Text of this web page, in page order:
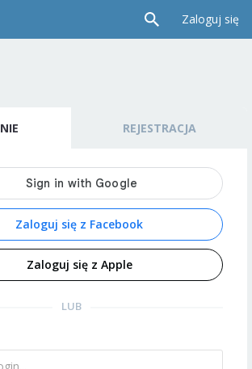
Zaloguj się
REJESTRACJA
Zaloguj się z Facebook
Zaloguj się z Apple
LUB